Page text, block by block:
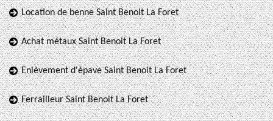
Location de benne Saint Benoit La Foret
Achat métaux Saint Benoit La Foret
Enlèvement d'épave Saint Benoit La Foret
Ferrailleur Saint Benoit La Foret